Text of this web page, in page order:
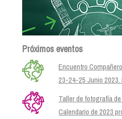
Próximos eventos
Encuentro
23-24-25 Junio 2023.
Taller de fotografía
Calendario de 2023